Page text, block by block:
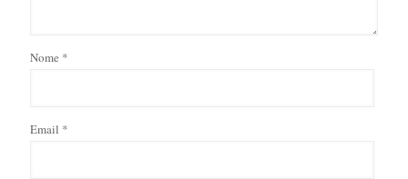
Nome *
Email *